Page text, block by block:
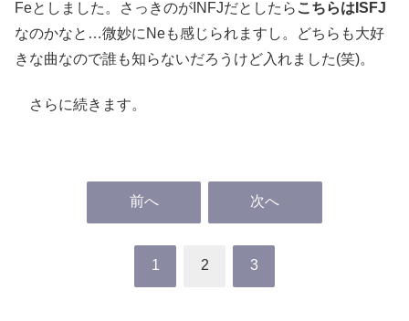
Feとしました。さっきのがINFJだとしたら こちらはISFJ
なのかなと…微妙にNeも感じられますし。どちらも大好
きな曲なので誰も知らないだろうけど入れました(笑)。
さらに続きます。
前へ 次へ
1 2 3